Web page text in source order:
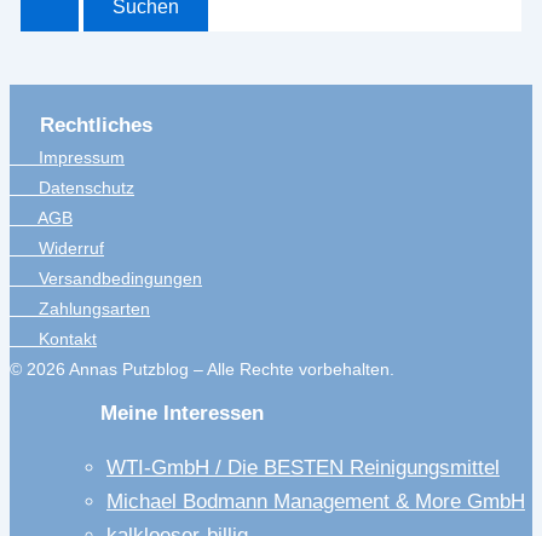
Rechtliches
Impressum
Datenschutz
AGB
Widerruf
Versandbedingungen
Zahlungsarten
Kontakt
© 2026 Annas Putzblog – Alle Rechte vorbehalten.
Meine Interessen
WTI-GmbH / Die BESTEN Reinigungsmittel
Michael Bodmann Management & More GmbH